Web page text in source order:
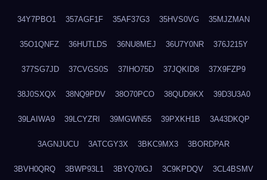
34Y7PBO1 357AGF1F 35AF37G3 35HVS0VG 35MJZMAN
35O1QNFZ 36HUTLDS 36NU8MEJ 36U7Y0NR 376J215Y
377SG7JD 37CVGS0S 37IHO75D 37JQKID8 37X9FZP9
38J0SXQX 38NQ9PDV 38O70PCO 38QUD9KX 39D3U3A0
39LAIWA9 39LCYZRI 39MGWN55 39PXKH1B 3A43DKQP
3AGNJUCU 3ATCGY3X 3BKC9MX3 3BORDPAR
3BVH0QRQ 3BWP93L1 3BYQ70GJ 3C9KPDQV 3CL4BSMV